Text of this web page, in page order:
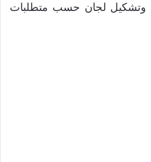
وتشكيل لجان حسب متطلبات